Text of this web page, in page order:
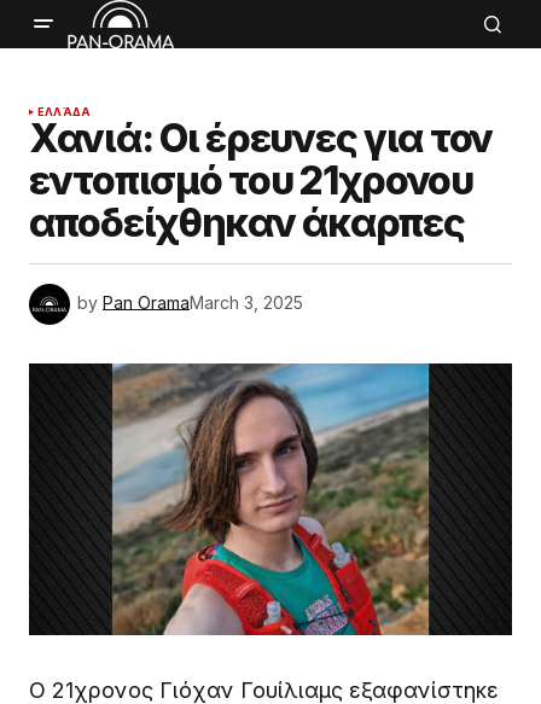
ΕΛΛΆΔΑ
Χανιά: Οι έρευνες για τον
εντοπισμό του 21χρονου
αποδείχθηκαν άκαρπες
by Pan OramaMarch 3, 2025
Ο 21χρονος Γιόχαν Γουίλιαμς εξαφανίστηκε